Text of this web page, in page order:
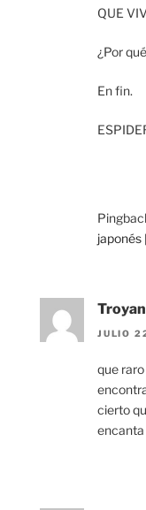
QUE
¿Por
En fin.
japonés
JULIO
que
cierto
encanta